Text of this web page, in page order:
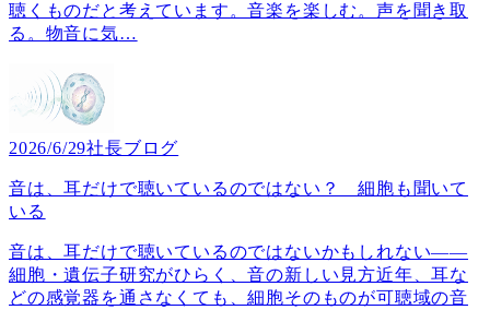
聴くものだと考えています。音楽を楽しむ。声を聞き取
る。物音に気…
2026/6/29社長ブログ
音は、耳だけで聴いているのではない？ 細胞も聞いて
いる
音は、耳だけで聴いているのではないかもしれない――
細胞・遺伝子研究がひらく、音の新しい見方近年、耳な
どの感覚器を通さなくても、細胞そのものが可聴域の音